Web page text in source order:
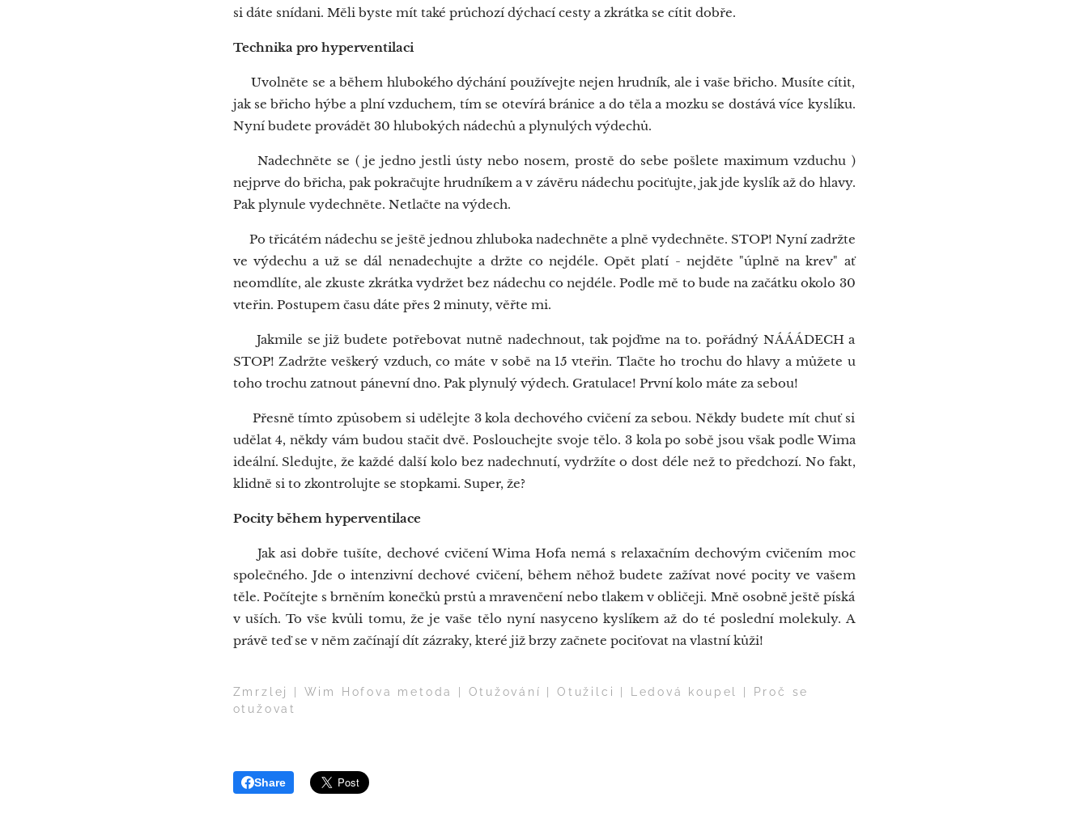
si dáte snídani. Měli byste mít také průchozí dýchací cesty a zkrátka se cítit dobře.
Technika pro hyperventilaci
Uvolněte se a během hlubokého dýchání používejte nejen hrudník, ale i vaše břicho. Musíte cítit,
jak se břicho hýbe a plní vzduchem, tím se otevírá bránice a do těla a mozku se dostává více kyslíku.
Nyní budete provádět 30 hlubokých nádechů a plynulých výdechů.
Nadechněte se ( je jedno jestli ústy nebo nosem, prostě do sebe pošlete maximum vzduchu )
nejprve do břicha, pak pokračujte hrudníkem a v závěru nádechu pociťujte, jak jde kyslík až do hlavy.
Pak plynule vydechněte. Netlačte na výdech.
Po třicátém nádechu se ještě jednou zhluboka nadechněte a plně vydechněte. STOP! Nyní zadržte
ve výdechu a už se dál nenadechujte a držte co nejdéle. Opět platí - nejděte "úplně na krev" ať
neomdlíte, ale zkuste zkrátka vydržet bez nádechu co nejdéle. Podle mě to bude na začátku okolo 30
vteřin. Postupem času dáte přes 2 minuty, věřte mi.
Jakmile se již budete potřebovat nutně nadechnout, tak pojďme na to. pořádný NÁÁÁDECH a
STOP! Zadržte veškerý vzduch, co máte v sobě na 15 vteřin. Tlačte ho trochu do hlavy a můžete u
toho trochu zatnout pánevní dno. Pak plynulý výdech. Gratulace! První kolo máte za sebou!
Přesně tímto způsobem si udělejte 3 kola dechového cvičení za sebou. Někdy budete mít chuť si
udělat 4, někdy vám budou stačit dvě. Poslouchejte svoje tělo. 3 kola po sobě jsou však podle Wima
ideální. Sledujte, že každé další kolo bez nadechnutí, vydržíte o dost déle než to předchozí. No fakt,
klidně si to zkontrolujte se stopkami. Super, že?
Pocity během hyperventilace
Jak asi dobře tušíte, dechové cvičení Wima Hofa nemá s relaxačním dechovým cvičením moc
společného. Jde o intenzivní dechové cvičení, během něhož budete zažívat nové pocity ve vašem
těle. Počítejte s brněním konečků prstů a mravenčení nebo tlakem v obličeji. Mně osobně ještě píská
v uších. To vše kvůli tomu, že je vaše tělo nyní nasyceno kyslíkem až do té poslední molekuly. A
právě teď se v něm začínají dít zázraky, které již brzy začnete pociťovat na vlastní kůži!
Zmrzlej | Wim Hofova metoda | Otužování | Otužilci | Ledová koupel | Proč se
otužovat
Share